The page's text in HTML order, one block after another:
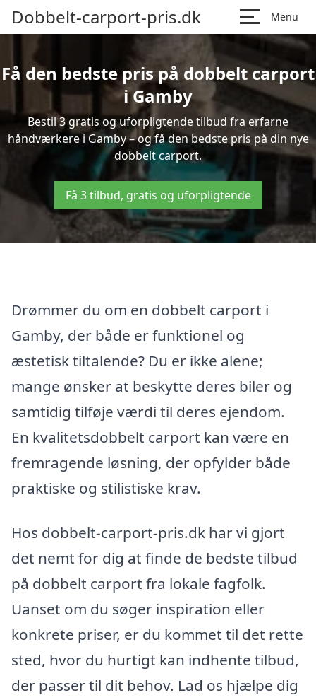
Dobbelt-carport-pris.dk Menu
Få den bedste pris på dobbelt carport
i Gamby
Bestil 3 gratis og uforpligtende tilbud fra erfarne
håndværkere i Gamby – og få den bedste pris på din nye
dobbelt carport.
Få 3 tilbud, gratis og uforpligtende
Drømmer du om en dobbelt carport i
Gamby, der både er funktionel og
æstetisk tiltalende? Du er ikke alene;
mange ønsker at beskytte deres biler og
samtidig tilføje værdi til deres ejendom.
En kvalitetsdobbelt carport kan være en
fremragende løsning, der opfylder både
praktiske og stilistiske krav.
Hos dobbelt-carport-pris.dk har vi gjort
det nemt for dig at finde de bedste tilbud
på dobbelt carport fra lokale fagfolk.
Uanset om du søger inspiration eller
konkrete priser, er du kommet til det rette
sted, hvor du hurtigt kan indhente tilbud,
der passer til dit behov. Lad os hjælpe dig